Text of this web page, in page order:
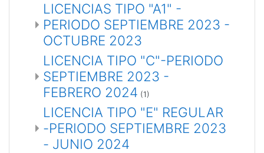
LICENCIAS TIPO "A1" -
PERIODO SEPTIEMBRE 2023 -
OCTUBRE 2023
LICENCIA TIPO "C"-PERIODO
SEPTIEMBRE 2023 -
FEBRERO 2024 (1)
LICENCIA TIPO "E" REGULAR
-PERIODO SEPTIEMBRE 2023
- JUNIO 2024